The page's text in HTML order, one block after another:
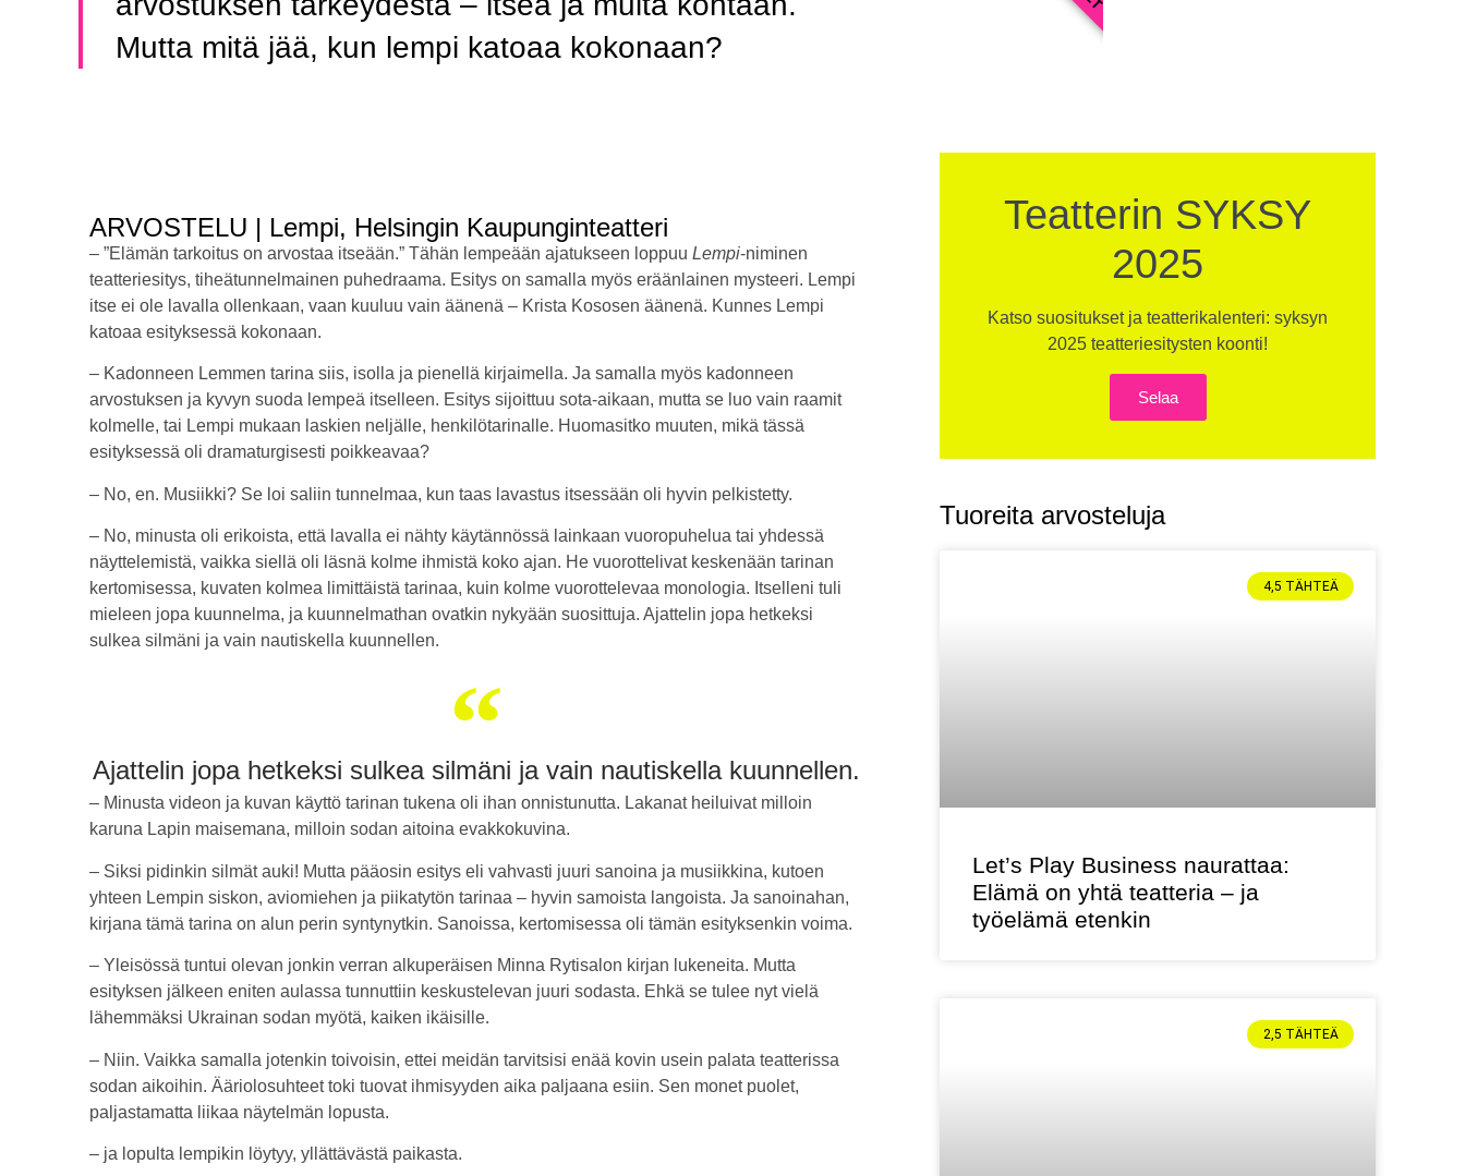
Mutta mitä jää, kun lempi katoaa kokonaan?
ARVOSTELU | Lempi, Helsingin Kaupunginteatteri
– ”Elämän tarkoitus on arvostaa itseään.” Tähän lempeään ajatukseen loppuu Lempi-niminen
teatteriesitys, tiheätunnelmainen puhedraama. Esitys on samalla myös eräänlainen mysteeri. Lempi
itse ei ole lavalla ollenkaan, vaan kuuluu vain äänenä – Krista Kososen äänenä. Kunnes Lempi
katoaa esityksessä kokonaan.
– Kadonneen Lemmen tarina siis, isolla ja pienellä kirjaimella. Ja samalla myös kadonneen
arvostuksen ja kyvyn suoda lempeä itselleen. Esitys sijoittuu sota-aikaan, mutta se luo vain raamit
kolmelle, tai Lempi mukaan laskien neljälle, henkilötarinalle. Huomasitko muuten, mikä tässä
esityksessä oli dramaturgisesti poikkeavaa?
– No, en. Musiikki? Se loi saliin tunnelmaa, kun taas lavastus itsessään oli hyvin pelkistetty.
– No, minusta oli erikoista, että lavalla ei nähty käytännössä lainkaan vuoropuhelua tai yhdessä
näyttelemistä, vaikka siellä oli läsnä kolme ihmistä koko ajan. He vuorottelivat keskenään tarinan
kertomisessa, kuvaten kolmea limittäistä tarinaa, kuin kolme vuorottelevaa monologia. Itselleni tuli
mieleen jopa kuunnelma, ja kuunnelmathan ovatkin nykyään suosittuja. Ajattelin jopa hetkeksi
sulkea silmäni ja vain nautiskella kuunnellen.
Ajattelin jopa hetkeksi sulkea silmäni ja vain nautiskella kuunnellen.
– Minusta videon ja kuvan käyttö tarinan tukena oli ihan onnistunutta. Lakanat heiluivat milloin
karuna Lapin maisemana, milloin sodan aitoina evakkokuvina.
– Siksi pidinkin silmät auki! Mutta pääosin esitys eli vahvasti juuri sanoina ja musiikkina, kutoen
yhteen Lempin siskon, aviomiehen ja piikatytön tarinaa – hyvin samoista langoista. Ja sanoinahan,
kirjana tämä tarina on alun perin syntynytkin. Sanoissa, kertomisessa oli tämän esityksenkin voima.
– Yleisössä tuntui olevan jonkin verran alkuperäisen Minna Rytisalon kirjan lukeneita. Mutta
esityksen jälkeen eniten aulassa tunnuttiin keskustelevan juuri sodasta. Ehkä se tulee nyt vielä
lähemmäksi Ukrainan sodan myötä, kaiken ikäisille.
– Niin. Vaikka samalla jotenkin toivoisin, ettei meidän tarvitsisi enää kovin usein palata teatterissa
sodan aikoihin. Ääriolosuhteet toki tuovat ihmisyyden aika paljaana esiin. Sen monet puolet,
paljastamatta liikaa näytelmän lopusta.
– ja lopulta lempikin löytyy, yllättävästä paikasta.
Teatterin SYKSY
2025
Katso suositukset ja teatterikalenteri: syksyn
2025 teatteriesitysten koonti!
Selaa
Tuoreita arvosteluja
4,5 TÄHTEÄ
Let’s Play Business naurattaa:
Elämä on yhtä teatteria – ja
työelämä etenkin
2,5 TÄHTEÄ